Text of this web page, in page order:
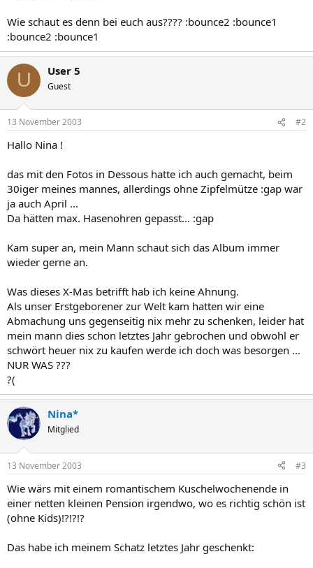
Wie schaut es denn bei euch aus???? :bounce2 :bounce1
:bounce2 :bounce1
U User 5
Guest
13 November 2003 #2
Hallo Nina !
das mit den Fotos in Dessous hatte ich auch gemacht, beim
30iger meines mannes, allerdings ohne Zipfelmütze :gap war
ja auch April ...
Da hätten max. Hasenohren gepasst... :gap
Kam super an, mein Mann schaut sich das Album immer
wieder gerne an.
Was dieses X-Mas betrifft hab ich keine Ahnung.
Als unser Erstgeborener zur Welt kam hatten wir eine
Abmachung uns gegenseitig nix mehr zu schenken, leider hat
mein mann dies schon letztes Jahr gebrochen und obwohl er
schwört heuer nix zu kaufen werde ich doch was besorgen ...
NUR WAS ???
?(
Nina*
Mitglied
13 November 2003 #3
Wie wärs mit einem romantischem Kuschelwochenende in
einer netten kleinen Pension irgendwo, wo es richtig schön ist
(ohne Kids)!?!?!?
Das habe ich meinem Schatz letztes Jahr geschenkt: